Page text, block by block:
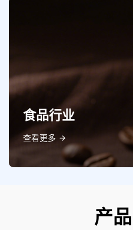
食品行业
查看更多
产